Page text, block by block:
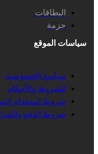
البطاقات
حزمة
سياسات الموقع
سياسة الخصوصية
الشروط والأحكام
شروط استخدام
شروط الدفع